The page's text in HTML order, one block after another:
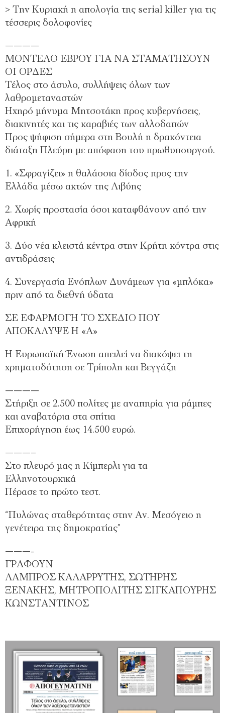
> Την Κυριακή η απολογία της serial killer για τις
τέσσερις δολοφονίες
————
ΜΟΝΤΕΛΟ ΕΒΡΟΥ ΓΙΑ ΝΑ ΣΤΑΜΑΤΗΣΟΥΝ
ΟΙ ΟΡΔΕΣ
Τέλος στο άσυλο, συλλήψεις όλων των
λαθρομεταναστών
Ηχηρό μήνυμα Μητσοτάκη προς κυβερνήσεις,
διακινητές και τις καραβιές των αλλοδαπών
Προς ψήφιση σήμερα στη Βουλή η δρακόντεια
διάταξη Πλεύρη με απόφαση του πρωθυπουργού.
1. «Σφραγίζει» η θαλάσσια δίοδος προς την
Ελλάδα μέσω ακτών της Λιβύης
2. Χωρίς προστασία όσοι καταφθάνουν από την
Αφρική
3. Δύο νέα κλειστά κέντρα στην Κρήτη κόντρα στις
αντιδράσεις
4. Συνεργασία Ενόπλων Δυνάμεων για «μπλόκα»
πριν από τα διεθνή ύδατα
ΣΕ ΕΦΑΡΜΟΓΗ ΤΟ ΣΧΕΔΙΟ ΠΟΥ
ΑΠΟΚΑΛΥΨΕ Η «Α»
Η Ευρωπαϊκή Ένωση απειλεί να διακόψει τη
χρηματοδότηση σε Τρίπολη και Βεγγάζη
————
Στήριξη σε 2.500 πολίτες με αναπηρία για ράμπες
και αναβατόρια στα σπίτια
Επιχορήγηση έως 14.500 ευρώ.
———–
Στο πλευρό μας η Κίμπερλι για τα
Ελληνοτουρκικά
Πέρασε το πρώτο τεστ.
“Πυλώνας σταθερότητας στην Αν. Μεσόγειο η
γενέτειρα της δημοκρατίας”
———-
ΓΡΑΦΟΥΝ
ΛΑΜΠΡΟΣ ΚΑΛΑΡΡΥΤΗΣ, ΣΩΤΗΡΗΣ
ΞΕΝΑΚΗΣ, ΜΗΤΡΟΠΟΛΙΤΗΣ ΣΙΓΚΑΠΟΥΡΗΣ
ΚΩΝΣΤΑΝΤΙΝΟΣ